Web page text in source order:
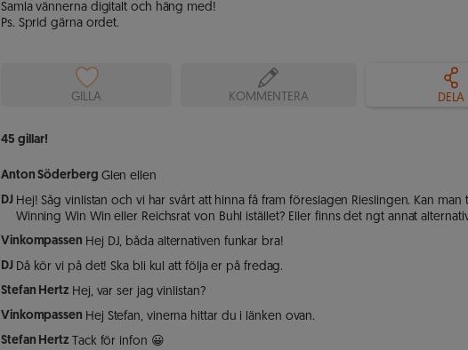
Samla vännerna digitalt och häng med!
Ps. Sprid gärna ordet.
GILLA KOMMENTERA DELA
45 gillar!
Anton Söderberg Glen ellen
DJ Hej! Såg vinlistan och vi har svårt att hinna få fram föreslagen Rieslingen. Kan man
Winning Win Win eller Reichsrat von Buhl istället? Eller finns det ngt annat
Vinkompassen Hej DJ, båda alternativen funkar bra!
DJ Då kör vi på det! Ska bli kul att följa er på fredag.
Stefan Hertz Hej, var ser jag vinlistan?
Vinkompassen Hej Stefan, vinerna hittar du i länken ovan.
Stefan Hertz Tack för infon 😀